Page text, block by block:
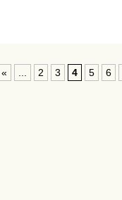
« 2 3 4 5 6